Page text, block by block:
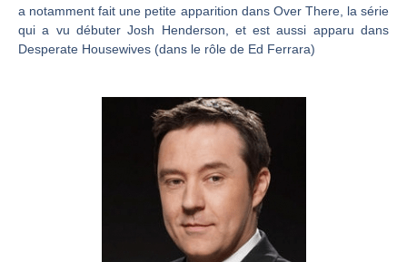
a notamment fait une petite apparition dans Over There, la série
qui a vu débuter Josh Henderson, et est aussi apparu dans
Desperate Housewives (dans le rôle de Ed Ferrara)